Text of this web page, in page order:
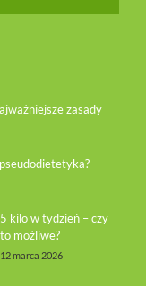
zasady
5 kilo w tydzień – czy
to możliwe?
12 marca 2026